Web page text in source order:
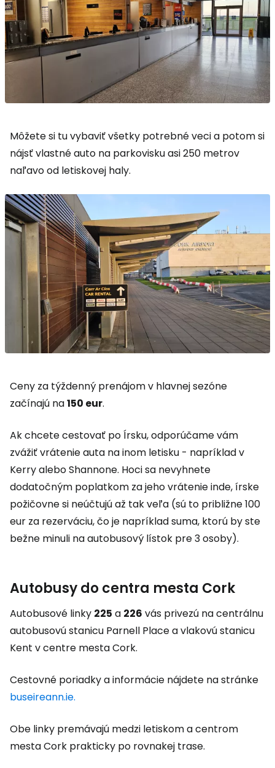
Môžete si tu vybaviť všetky potrebné veci a potom si
nájsť vlastné auto na parkovisku asi 250 metrov
naľavo od letiskovej haly.
Ceny za týždenný prenájom v hlavnej sezóne
začínajú na150 eur.
Ak chcete cestovať po Írsku, odporúčame vám
zvážiť vrátenie auta na inom letisku - napríklad v
Kerry alebo Shannone. Hoci sa nevyhnete
dodatočným poplatkom za jeho vrátenie inde, írske
požičovne si neúčtujú až tak veľa (sú to približne 100
eur za rezerváciu, čo je napríklad suma, ktorú by ste
bežne minuli na autobusový lístok pre 3 osoby).
Autobusy do centra mesta Cork
Autobusové linky 225 a 226 vás privezú na centrálnu
autobusovú stanicu Parnell Place a vlakovú stanicu
Kent v centre mesta Cork.
Cestovné poriadky a informácie nájdete na stránke
buseireann.ie.
Obe linky premávajú medzi letiskom a centrom
mesta Cork prakticky po rovnakej trase.